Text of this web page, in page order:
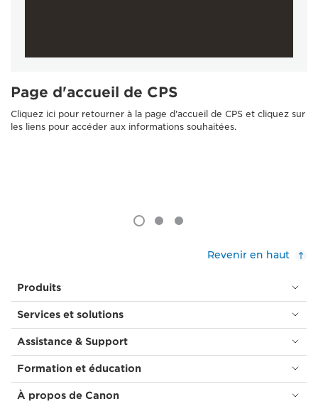
Page d'accueil de CPS
Cliquez ici pour retourner à la page d'accueil de CPS et cliquez sur
les liens pour accéder aux informations souhaitées.
Revenir en haut
Produits
Services et solutions
Assistance & Support
Formation et éducation
À propos de Canon